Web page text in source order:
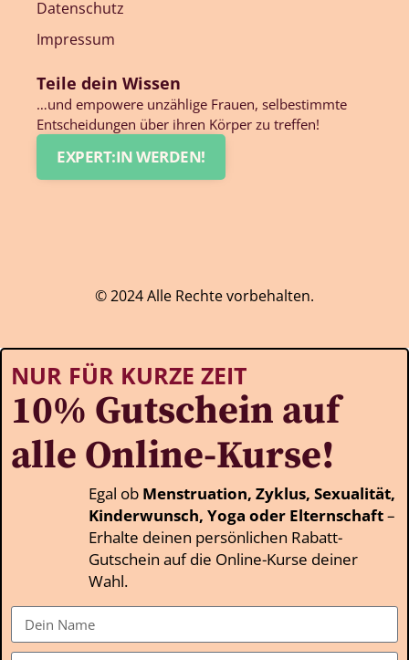
Datenschutz
Impressum
Teile dein Wissen
…und empowere unzählige Frauen, selbestimmte
Entscheidungen über ihren Körper zu treffen!
EXPERT:IN WERDEN!
© 2024 Alle Rechte vorbehalten.
NUR FÜR KURZE ZEIT
10% Gutschein auf
alle Online-Kurse!
Egal ob Menstruation, Zyklus, Sexualität,
Kinderwunsch, Yoga oder Elternschaft–
Erhalte deinen persönlichen Rabatt-
Gutschein auf die Online-Kurse deiner
Wahl.